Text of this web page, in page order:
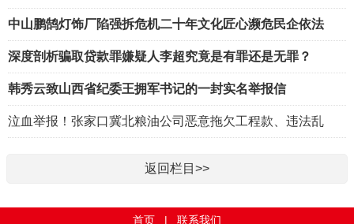
中山鹏鹄灯饰厂陷强拆危机二十年文化匠心濒危民企依法
深度剖析骗取贷款罪嫌疑人李超究竟是有罪还是无罪？
韩秀云致山西省纪委王拥军书记的一封实名举报信
泣血举报！张家口冀北粮油公司恶意拖欠工程款、违法乱
返回栏目>>
首页 | 联系我们